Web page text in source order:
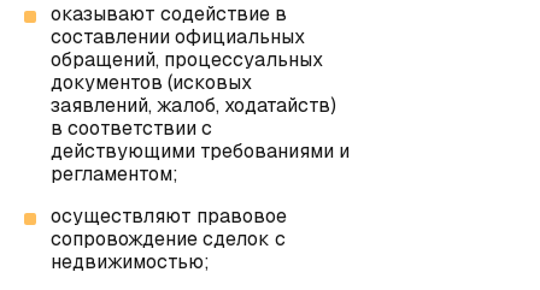
оказывают содействие в
составлении официальных
обращений, процессуальных
документов (исковых
заявлений, жалоб, ходатайств)
в соответствии с
действующими требованиями и
регламентом;
осуществляют правовое
сопровождение сделок с
недвижимостью;